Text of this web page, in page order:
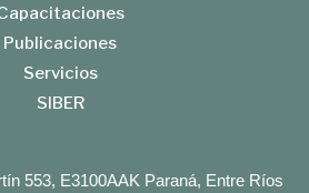
Publicaciones
Servicios
SIBER
553, E3100AAK Paraná, Entre Ríos